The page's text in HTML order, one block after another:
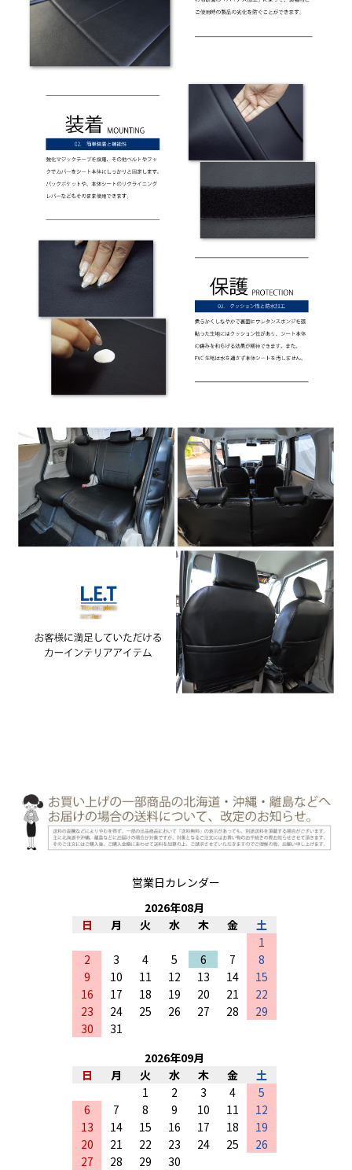
営業日カレンダー
2026年08月
日
月 火 水 木 金
土
1
2
3 4 5 6 7
8
9
10 11 12 13 14
15
16
17 18 19 20 21
22
23
24 25 26 27 28
29
30
31
2026年09月
日
月 火 水 木 金
土
1
2 3 4
5
6
7 8 9 10 11
12
13
14 15 16 17 18
19
20
21 22 23 24 25
26
27
28 29
30